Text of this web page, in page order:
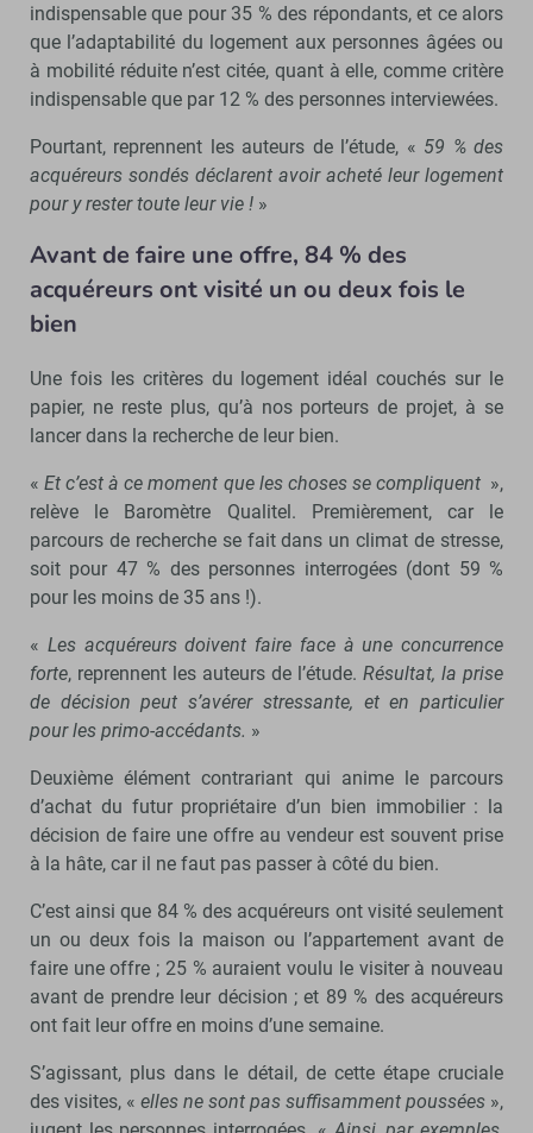
indispensable que pour 35 % des répondants, et ce alors
que l’adaptabilité du logement aux personnes âgées ou
à mobilité réduite n’est citée, quant à elle, comme critère
indispensable que par 12 % des personnes interviewées.
Pourtant, reprennent les auteurs de l’étude, « 59 % des
acquéreurs sondés déclarent avoir acheté leur logement
pour y rester toute leur vie ! »
Avant de faire une offre, 84 % des
acquéreurs ont visité un ou deux fois le
bien
Une fois les critères du logement idéal couchés sur le
papier, ne reste plus, qu’à nos porteurs de projet, à se
lancer dans la recherche de leur bien.
«Et c’est à ce moment que les choses se compliquent »,
relève le Baromètre Qualitel. Premièrement, car le
parcours de recherche se fait dans un climat de stresse,
soit pour 47 % des personnes interrogées (dont 59 %
pour les moins de 35 ans !).
« Les acquéreurs doivent faire face à une concurrence
forte, reprennent les auteurs de l’étude. Résultat, la prise
de décision peut s’avérer stressante, et en particulier
pour les primo-accédants. »
Deuxième élément contrariant qui anime le parcours
d’achat du futur propriétaire d’un bien immobilier : la
décision de faire une offre au vendeur est souvent prise
à la hâte, car il ne faut pas passer à côté du bien.
C’est ainsi que 84 % des acquéreurs ont visité seulement
un ou deux fois la maison ou l’appartement avant de
faire une offre ; 25 % auraient voulu le visiter à nouveau
avant de prendre leur décision ; et 89 % des acquéreurs
ont fait leur offre en moins d’une semaine.
S’agissant, plus dans le détail, de cette étape cruciale
des visites, « elles ne sont pas suffisamment poussées »,